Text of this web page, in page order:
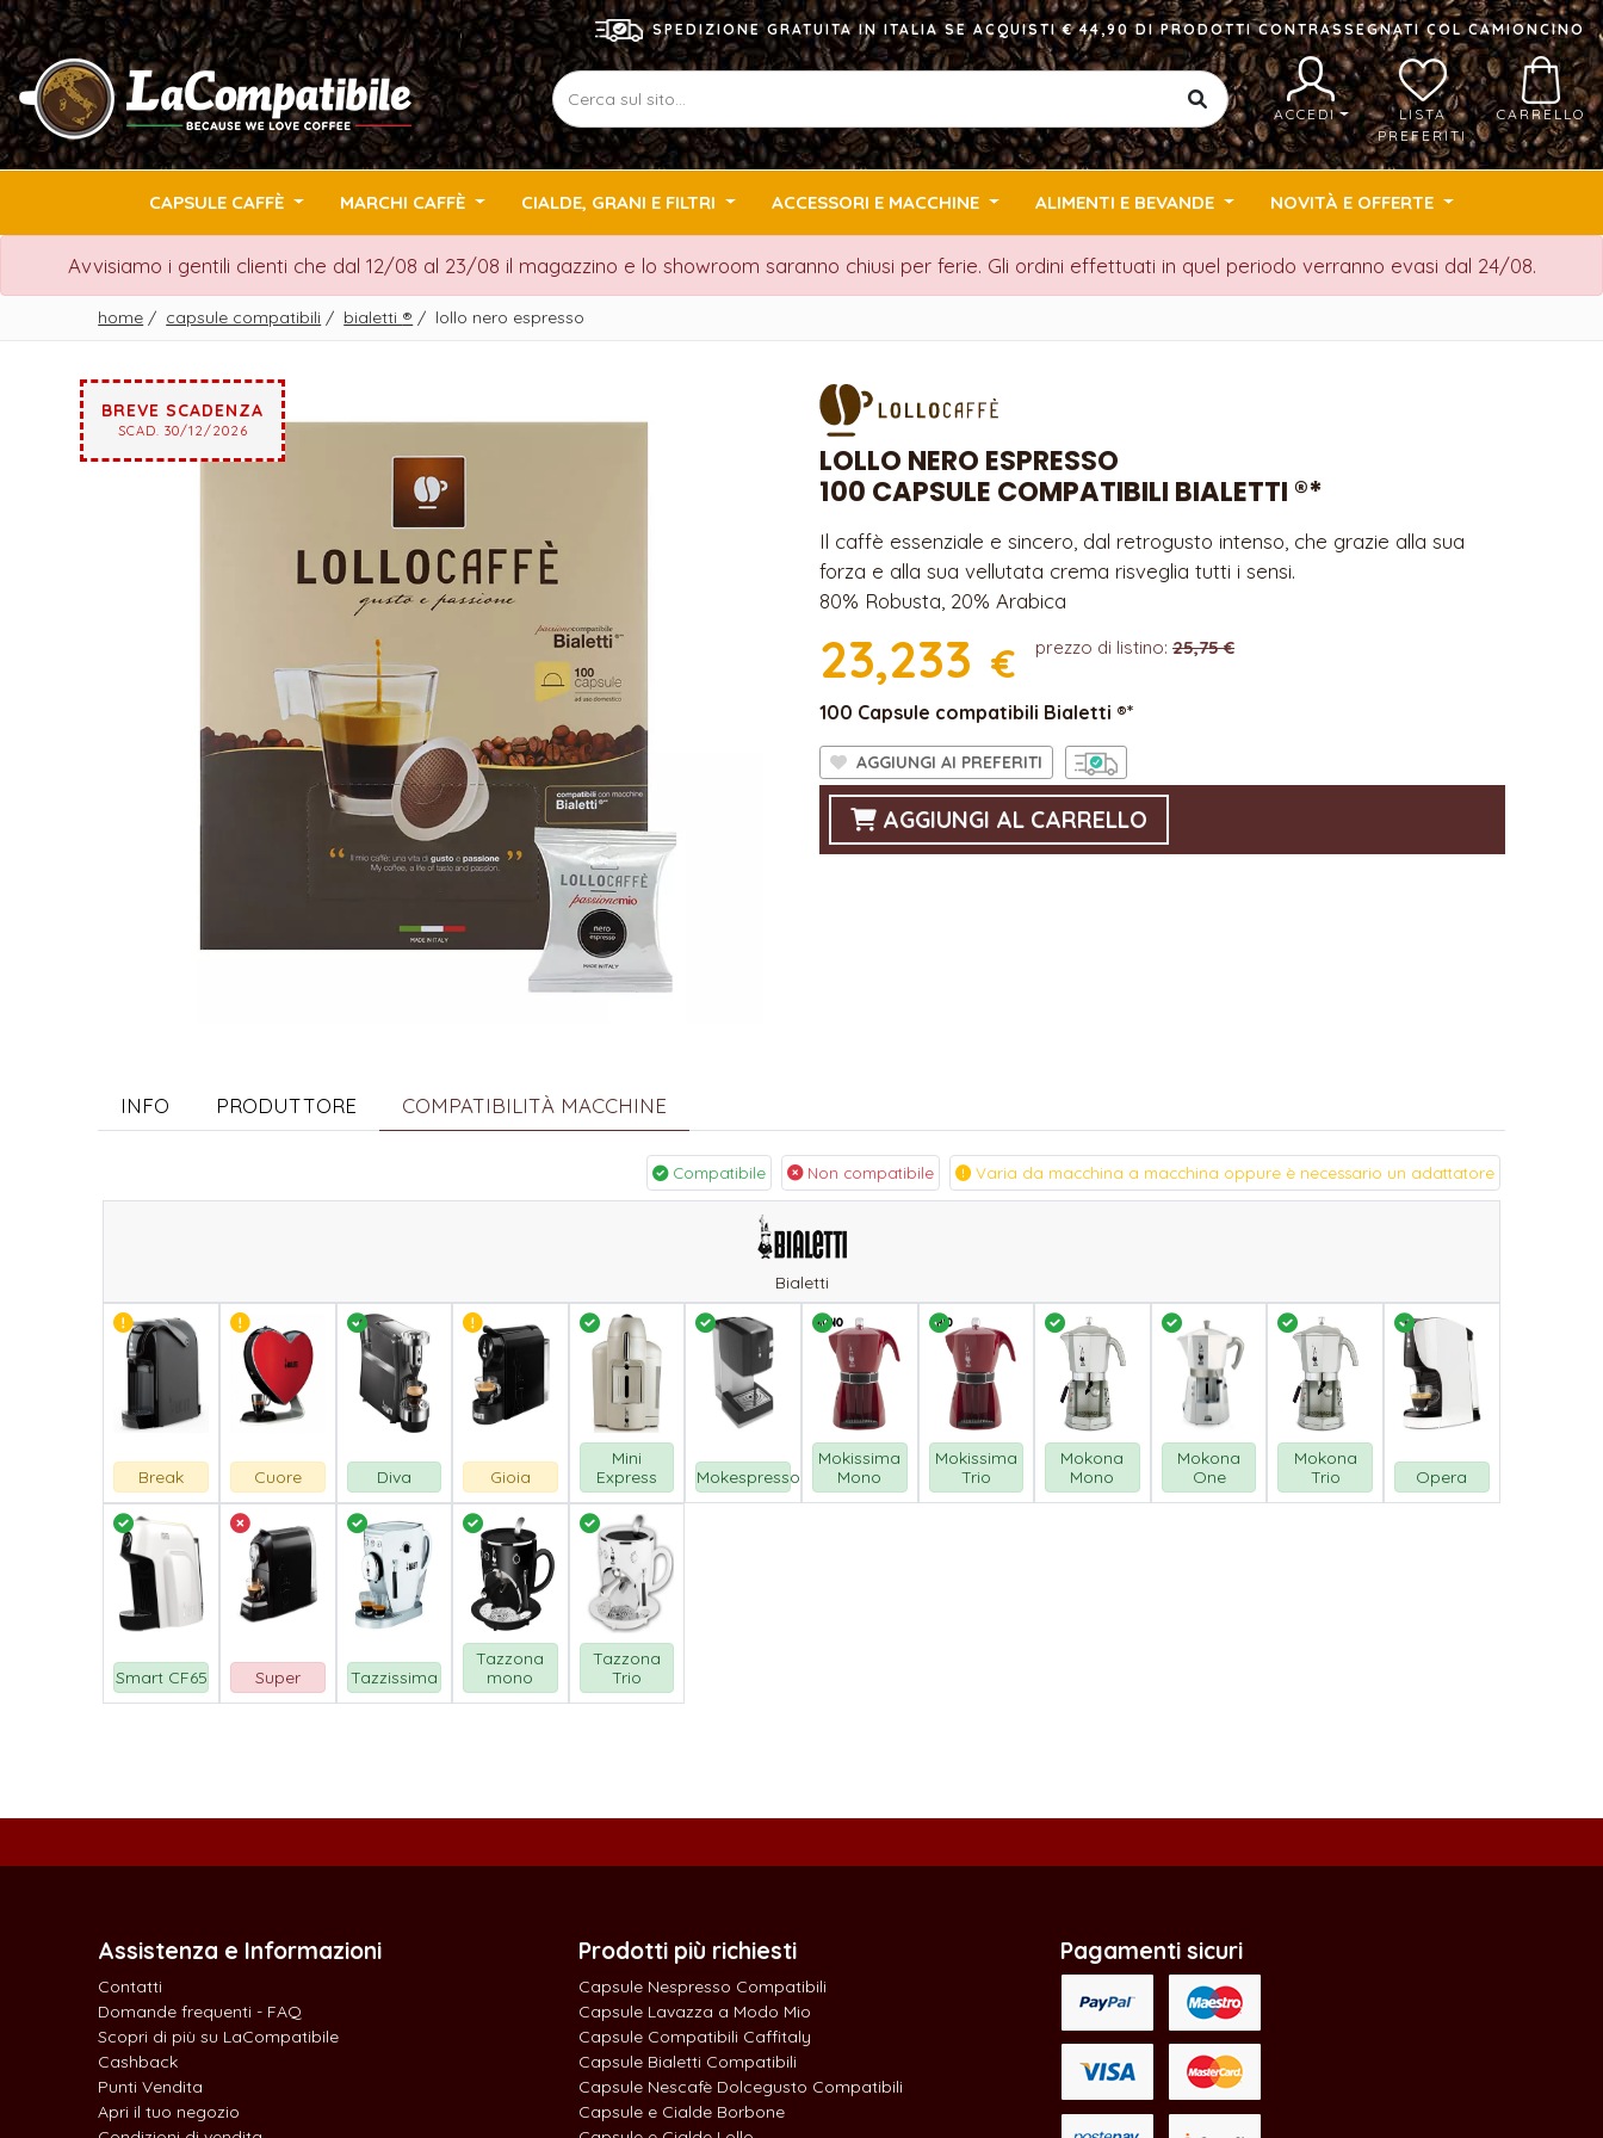
SPEDIZIONE GRATUITA IN ITALIA SE ACQUISTI € 44,90 DI PRODOTTI CONTRASSEGNATI COL CAMIONCINO
ACCEDI
LISTA
PREFERITI
CARRELLO
CAPSULE CAFFÈ MARCHI CAFFÈ CIALDE, GRANI E FILTRI ACCESSORI E MACCHINE ALIMENTI E BEVANDE NOVITÀ E OFFERTE
Avvisiamo i gentili clienti che dal 12/08 al 23/08 il magazzino e lo showroom saranno chiusi per ferie. Gli ordini effettuati in quel periodo verranno evasi dal 24/08.
home / capsule compatibili / bialetti ® / lollo nero espresso
BREVE SCADENZA
SCAD. 30/12/2026
LOLLO NERO ESPRESSO
100 CAPSULE COMPATIBILI BIALETTI ®*
Il caffè essenziale e sincero, dal retrogusto intenso, che grazie alla sua
forza e alla sua vellutata crema risveglia tutti i sensi.
80% Robusta, 20% Arabica
23,233 € prezzo di listino: 25,75 €
100 Capsule compatibili Bialetti ®*
AGGIUNGI AI PREFERITI
AGGIUNGI AL CARRELLO
INFO PRODUTTORE COMPATIBILITÀ MACCHINE
Compatibile Non compatibile Varia da macchina a macchina oppure è necessario un adattatore
Bialetti
Break Cuore Diva Gioia
Mini
Express
Mokespresso
Mokissima
Mono
Mokissima
Trio
Mokona
Mono
Mokona
One
Mokona
Trio
Opera
Smart CF65 Super Tazzissima
Tazzona
mono
Tazzona
Trio
Assistenza e Informazioni
Contatti
Domande frequenti - FAQ
Scopri di più su LaCompatibile
Cashback
Punti Vendita
Apri il tuo negozio
Prodotti più richiesti
Capsule Nespresso Compatibili
Capsule Lavazza a Modo Mio
Capsule Compatibili Caffitaly
Capsule Bialetti Compatibili
Capsule Nescafè Dolcegusto Compatibili
Capsule e Cialde Borbone
Pagamenti sicuri